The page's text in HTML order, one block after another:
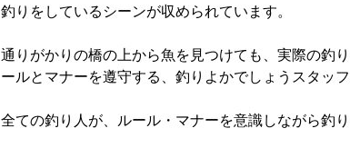
釣りをしているシーンが収められています。
通りがかりの橋の上から魚を見つけても、実際の釣
ールとマナーを遵守する、釣りよかでしょうスタッ
全ての釣り人が、ルール・マナーを意識しながら釣